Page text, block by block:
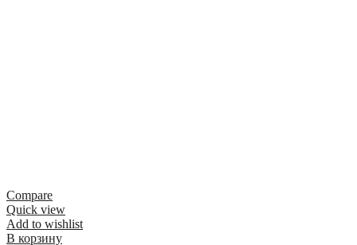
Compare
Quick view
Add to wishlist
В корзину